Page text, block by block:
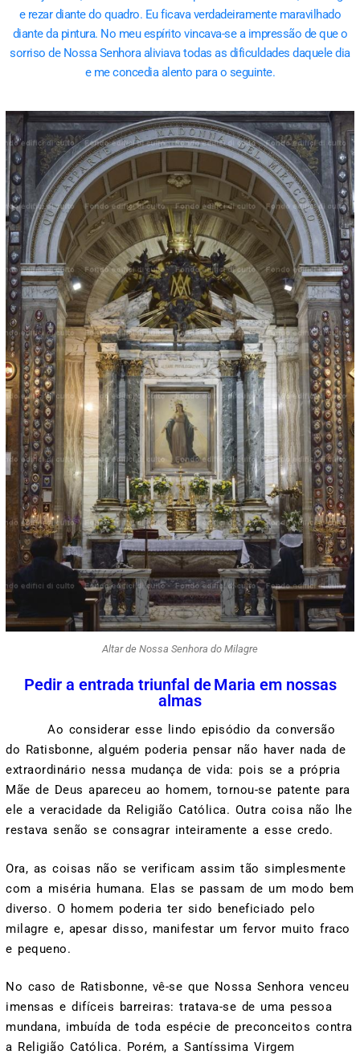
e rezar diante do quadro. Eu ficava verdadeiramente maravilhado
diante da pintura. No meu espírito vincava-se a impressão de que o
sorriso de Nossa Senhora aliviava todas as dificuldades daquele dia
e me concedia alento para o seguinte.
Altar de Nossa Senhora do Milagre
Pedir a entrada triunfal de Maria em nossas
almas
Ao considerar esse lindo episódio da conversão
do Ratisbonne, alguém poderia pensar não haver nada de
extraordinário nessa mudança de vida: pois se a própria
Mãe de Deus apareceu ao homem, tornou-se patente para
ele a veracidade da Religião Católica. Outra coisa não lhe
restava senão se consagrar inteiramente a esse credo.
Ora, as coisas não se verificam assim tão simplesmente
com a miséria humana. Elas se passam de um modo bem
diverso. O homem poderia ter sido beneficiado pelo
milagre e, apesar disso, manifestar um fervor muito fraco
e pequeno.
No caso de Ratisbonne, vê-se que Nossa Senhora venceu
imensas e difíceis barreiras: tratava-se de uma pessoa
mundana, imbuída de toda espécie de preconceitos contra
a Religião Católica. Porém, a Santíssima Virgem